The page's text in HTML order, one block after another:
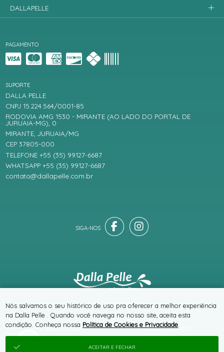
PAGAMENTO
SITE 100% SEGURO PLATAFORMA B2B
SUPORTE
DALLA PELLE
CNPJ 15.224.564/0001-85
RODOVIA AMG 1530 - MIRANTE (AO LADO DO PORTAL DE
JURUAIA-MG), 0
MIRANTE, JURUAIA/MG
CEP 37805-000
TELEFONE +55 (35) 99127-6687
WHATSAPP +55 (35) 99127-6687
contato@dallapelle.com.br
DALLAPELLE
® TODOS DIREITOS RESERVADOS
Nós salvamos o seu histórico de uso pra oferecer a melhor experiência
na Dalla Pelle . Quando você navega no nosso site, aceita esta
condição. Conheça nossa Política de Cookies e Privacidade
ACEITAR E FECHAR